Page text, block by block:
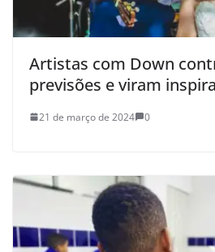
Artistas com Down
previsões e viram
21 de março de 2024 0